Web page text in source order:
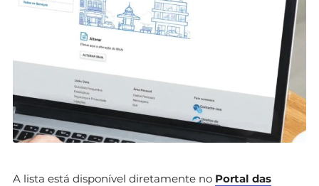
A lista está disponível diretamente no Portal das